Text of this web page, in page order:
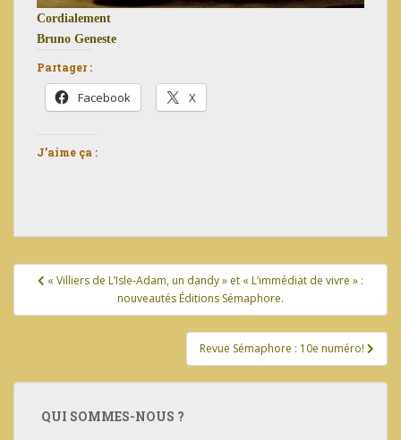
Cordialement
Bruno Geneste
Partager :
Facebook X
J’aime ça :
Navigation
l’article
« Villiers de L’Isle-Adam, un dandy » et « L’immédiat de vivre » :
nouveautés Éditions Sémaphore.
Revue Sémaphore : 10e numéro!
QUI SOMMES-NOUS ?